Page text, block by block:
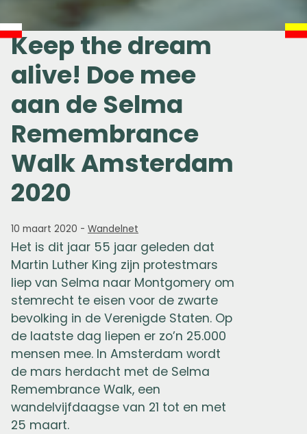
Keep the dream
alive! Doe mee
aan de Selma
Remembrance
Walk Amsterdam
2020
10 maart 2020 - Wandelnet
Het is dit jaar 55 jaar geleden dat
Martin Luther King zijn protestmars
liep van Selma naar Montgomery om
stemrecht te eisen voor de zwarte
bevolking in de Verenigde Staten. Op
de laatste dag liepen er zo’n 25.000
mensen mee. In Amsterdam wordt
de mars herdacht met de Selma
Remembrance Walk, een
wandelvijfdaagse van 21 tot en met
25 maart.